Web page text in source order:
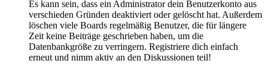
Es kann sein, dass ein Administrator dein Benutzerkonto aus
verschieden Gründen deaktiviert oder gelöscht hat. Außerdem
löschen viele Boards regelmäßig Benutzer, die für längere
Zeit keine Beiträge geschrieben haben, um die
Datenbankgröße zu verringern. Registriere dich einfach
erneut und nimm aktiv an den Diskussionen teil!